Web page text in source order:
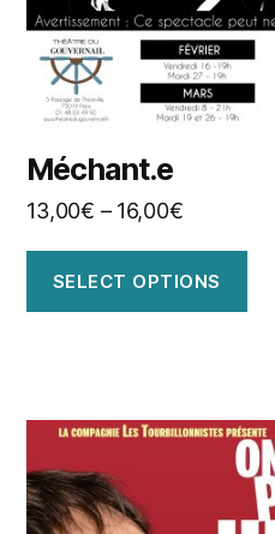
Méchant.e
13,00€ – 16,00€
SELECT OPTIONS